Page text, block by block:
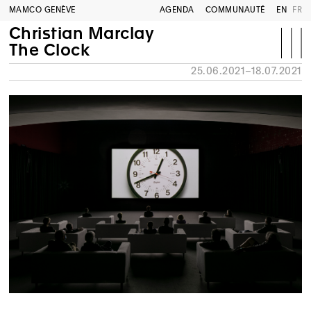
MAMCO GENÈVE AGENDA COMMUNAUTÉ EN FR
Christian Marclay
The Clock
25.06.2021–18.07.2021